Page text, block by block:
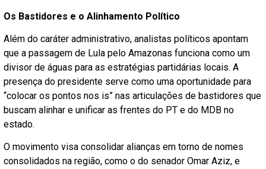
Os Bastidores e o Alinhamento Político
Além do caráter administrativo, analistas políticos apontam
que a passagem de Lula pelo Amazonas funciona como um
divisor de águas para as estratégias partidárias locais. A
presença do presidente serve como uma oportunidade para
“colocar os pontos nos is” nas articulações de bastidores que
buscam alinhar e unificar as frentes do PT e do MDB no
estado.
O movimento visa consolidar alianças em torno de nomes
consolidados na região, como o do senador Omar Aziz, e